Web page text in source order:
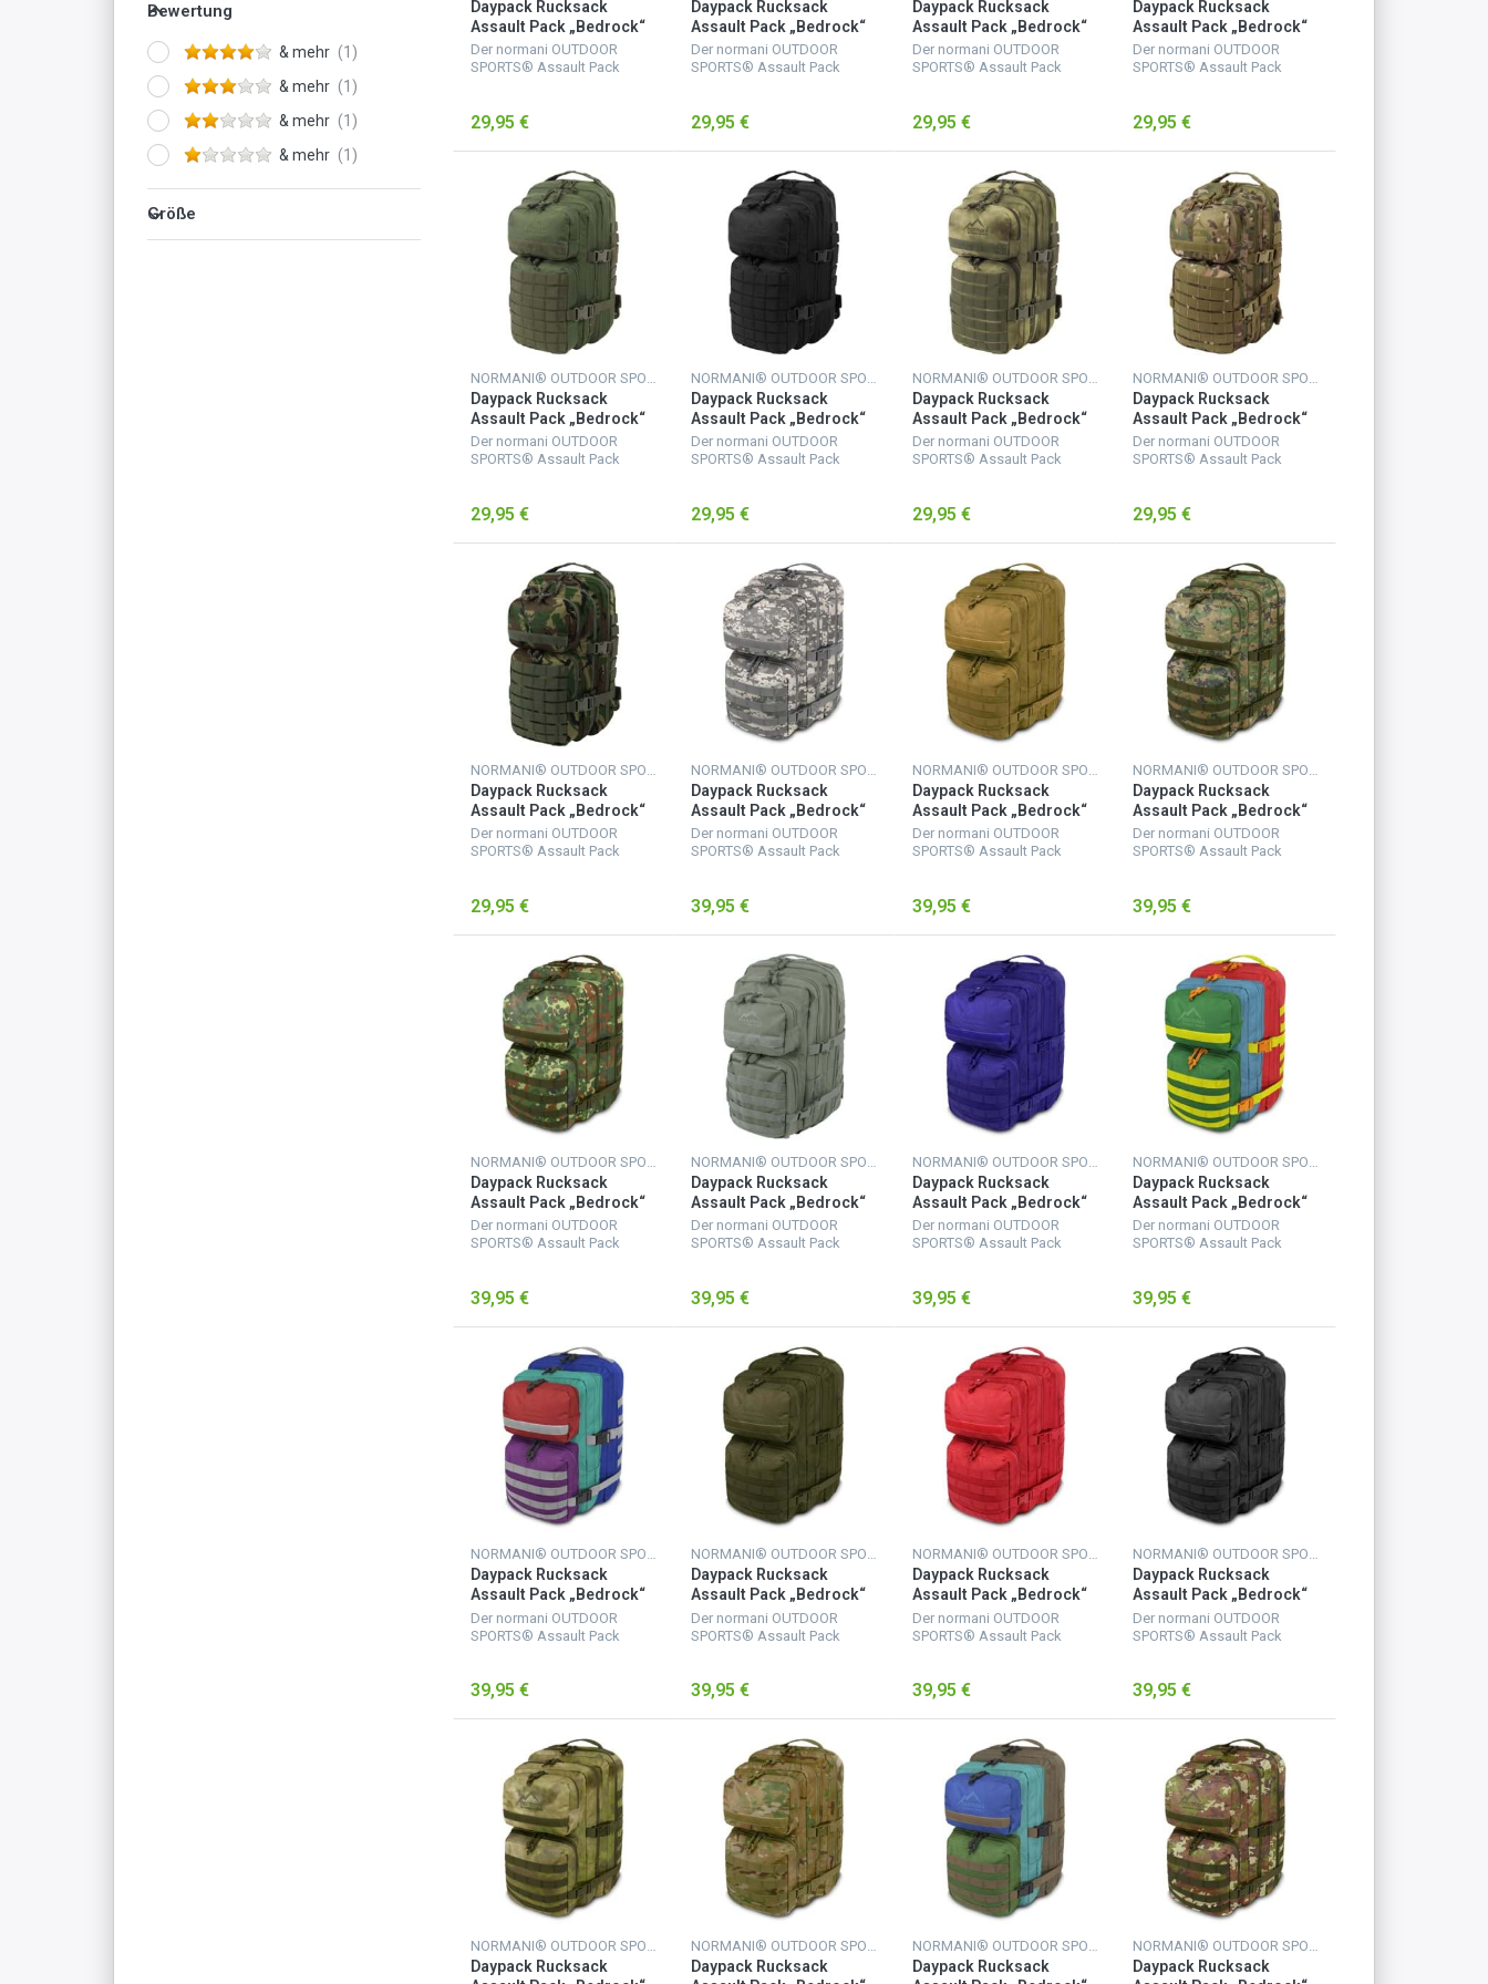
Bewertung
& mehr
& mehr
& mehr
& mehr
Größe
Daypack Rucksack
Assault Pack „Bedrock“
30 Liter Digital Woodland
Der normani OUTDOOR
SPORTS® Assault Pack
größere mit Netzfach und
für wichtige Uten...
29,95 €
Daypack Rucksack
Assault Pack „Bedrock“
30 Liter Flecktarn
Der normani OUTDOOR
SPORTS® Assault Pack
größere mit Netzfach und
für wichtige Uten...
29,95 €
Daypack Rucksack
Assault Pack „Bedrock“
30 Liter Foliage
Der normani OUTDOOR
SPORTS® Assault Pack
größere mit Netzfach und
für wichtige Uten...
29,95 €
Daypack Rucksack
Assault Pack „Bedrock“
30 Liter Marine
Der normani OUTDOOR
SPORTS® Assault Pack
größere mit Netzfach und
für wichtige Uten...
29,95 €
Daypack Rucksack
Assault Pack „Bedrock“
30 Liter Oliv
Der normani OUTDOOR
SPORTS® Assault Pack
größere mit Netzfach und
für wichtige Uten...
29,95 €
Daypack Rucksack
Assault Pack „Bedrock“
30 Liter Schwarz
Der normani OUTDOOR
SPORTS® Assault Pack
größere mit Netzfach und
für wichtige Uten...
29,95 €
Daypack Rucksack
Assault Pack „Bedrock“
30 Liter Tac
Der normani OUTDOOR
SPORTS® Assault Pack
größere mit Netzfach und
für wichtige Uten...
29,95 €
Daypack Rucksack
Assault Pack „Bedrock“
30 Liter Tactical Camo
Der normani OUTDOOR
SPORTS® Assault Pack
größere mit Netzfach und
für wichtige Uten...
29,95 €
NORMANI® OUTDOOR SPORTS
Daypack Rucksack
Assault Pack „Bedrock“
30 Liter Woodland
Der normani OUTDOOR
SPORTS® Assault Pack
größere mit Netzfach und
für wichtige Uten...
29,95 €
NORMANI® OUTDOOR SPORTS
Daypack Rucksack
Assault Pack „Bedrock“
50 Liter AT-Digital
Der normani OUTDOOR
SPORTS® Assault Pack
größere mit Netzfach und
für wichtige Uten...
39,95 €
NORMANI® OUTDOOR SPORTS
Daypack Rucksack
Assault Pack „Bedrock“
50 Liter Coyote
Der normani OUTDOOR
SPORTS® Assault Pack
größere mit Netzfach und
für wichtige Uten...
39,95 €
NORMANI® OUTDOOR SPORTS
Daypack Rucksack
Assault Pack „Bedrock“
50 Liter Digital Woodland
Der normani OUTDOOR
SPORTS® Assault Pack
größere mit Netzfach und
für wichtige Uten...
39,95 €
NORMANI® OUTDOOR SPORTS
Daypack Rucksack
Assault Pack „Bedrock“
50 Liter Flecktarn
Der normani OUTDOOR
SPORTS® Assault Pack
größere mit Netzfach und
für wichtige Uten...
39,95 €
NORMANI® OUTDOOR SPORTS
Daypack Rucksack
Assault Pack „Bedrock“
50 Liter Foliage
Der normani OUTDOOR
SPORTS® Assault Pack
größere mit Netzfach und
für wichtige Uten...
39,95 €
NORMANI® OUTDOOR SPORTS
Daypack Rucksack
Assault Pack „Bedrock“
50 Liter Marine
Der normani OUTDOOR
SPORTS® Assault Pack
größere mit Netzfach und
für wichtige Uten...
39,95 €
NORMANI® OUTDOOR SPORTS
Daypack Rucksack
Assault Pack „Bedrock“
50 Liter Nanay
Der normani OUTDOOR
SPORTS® Assault Pack
größere mit Netzfach und
für wichtige Uten...
39,95 €
NORMANI® OUTDOOR SPORTS
Daypack Rucksack
Assault Pack „Bedrock“
50 Liter Normsky
Der normani OUTDOOR
SPORTS® Assault Pack
größere mit Netzfach und
für wichtige Uten...
39,95 €
NORMANI® OUTDOOR SPORTS
Daypack Rucksack
Assault Pack „Bedrock“
50 Liter Oliv
Der normani OUTDOOR
SPORTS® Assault Pack
größere mit Netzfach und
für wichtige Uten...
39,95 €
NORMANI® OUTDOOR SPORTS
Daypack Rucksack
Assault Pack „Bedrock“
50 Liter Rot
Der normani OUTDOOR
SPORTS® Assault Pack
größere mit Netzfach und
für wichtige Uten...
39,95 €
NORMANI® OUTDOOR SPORTS
Daypack Rucksack
Assault Pack „Bedrock“
50 Liter Schwarz
Der normani OUTDOOR
SPORTS® Assault Pack
größere mit Netzfach und
für wichtige Uten...
39,95 €
NORMANI® OUTDOOR SPORTS
Daypack Rucksack
NORMANI® OUTDOOR SPORTS
Daypack Rucksack
NORMANI® OUTDOOR SPORTS
Daypack Rucksack
NORMANI® OUTDOOR SPORTS
Daypack Rucksack